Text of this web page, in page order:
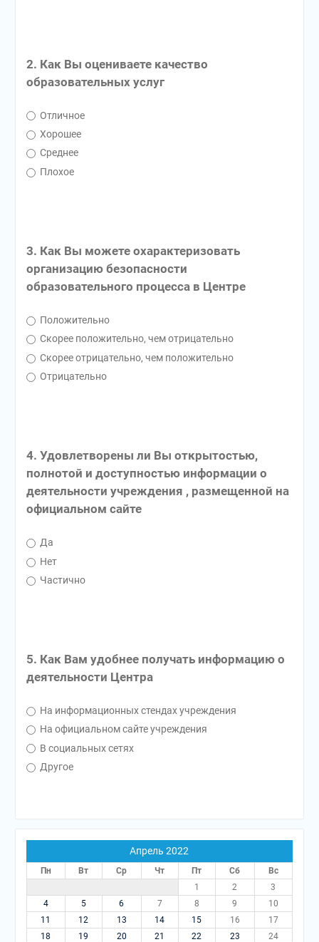
2. Как Вы оцениваете качество
образовательных услуг
Отличное
Хорошее
Среднее
Плохое
3. Как Вы можете охарактеризовать
организацию безопасности
образовательного процесса в Центре
Положительно
Скорее положительно, чем отрицательно
Скорее отрицательно, чем положительно
Отрицательно
4. Удовлетворены ли Вы открытостью,
полнотой и доступностью информации о
деятельности учреждения , размещенной на
официальном сайте
Да
Нет
Частично
5. Как Вам удобнее получать информацию о
деятельности Центра
На информационных стендах учреждения
На официальном сайте учреждения
В социальных сетях
Другое
Апрель 2022
Пн Вт Ср Чт Пт Сб
Вс
1
2
3
4
5 6 7 8 9
10
11
12 13 14 15 16
17
18
19 20 21 22 23
24